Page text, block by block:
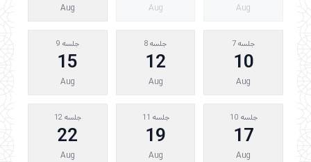
Aug
Aug
Aug
جلسه 7
10
Aug
جلسه 8
12
Aug
جلسه 9
15
Aug
جلسه 10
17
Aug
جلسه 11
19
Aug
جلسه 12
22
Aug